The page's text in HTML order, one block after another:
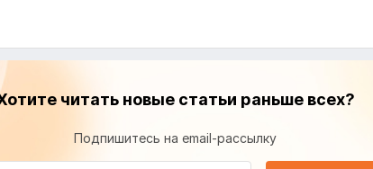
читать новые статьи раньше всех?
Подпишитесь на email-рассылку